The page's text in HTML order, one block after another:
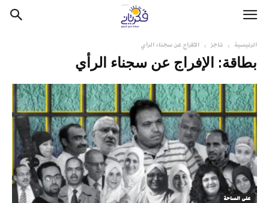
الرئيسية تاجز الإفراج عن سجناء الرأي
بطاقة: الإفراج عن سجناء الرأي
على الساحة